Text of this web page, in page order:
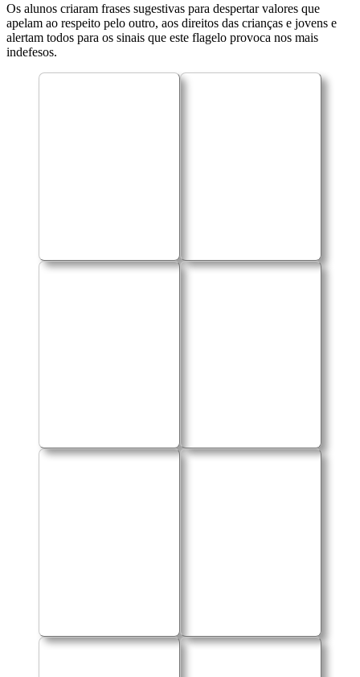
Os alunos criaram frases sugestivas para despertar valores que
apelam ao respeito pelo outro, aos direitos das crianças e jovens e
alertam todos para os sinais que este flagelo provoca nos mais
indefesos.